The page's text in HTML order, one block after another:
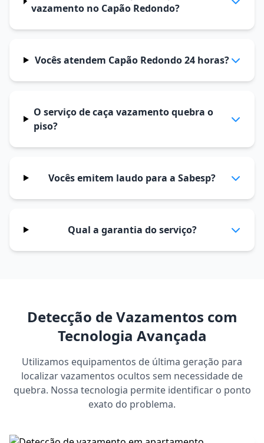
vazamento no Capão Redondo?
Vocês atendem Capão Redondo 24 horas?
O serviço de caça vazamento quebra o
piso?
Vocês emitem laudo para a Sabesp?
Qual a garantia do serviço?
Detecção de Vazamentos com
Tecnologia Avançada
Utilizamos equipamentos de última geração para
localizar vazamentos ocultos sem necessidade de
quebra. Nossa tecnologia permite identificar o ponto
exato do problema.